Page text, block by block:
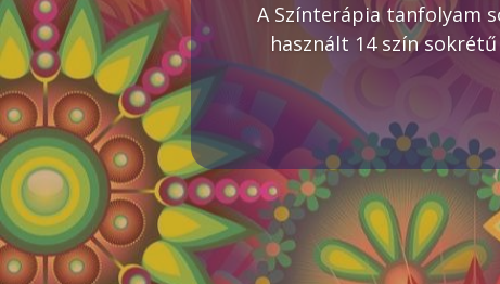
A Színterápia tanfolyam
használt 14 szín